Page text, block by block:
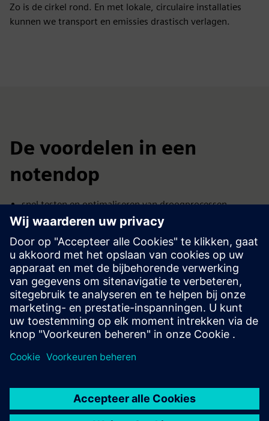
Zo is de cirkel rond. En met lokale, circulaire installaties
kunnen we transport en emissies drastisch verlagen.
De voordelen in een
notendop
snel testen en optimaliseren van droogprocessen
volledig geautomatiseerde regeling op temperatuur en
vocht
lager energieverbruik door nauwkeurige vochtregeling
datagedreven beslissingen dankzij realtimelogging en
dashboards
basis voor circulaire verwerking van reststromen